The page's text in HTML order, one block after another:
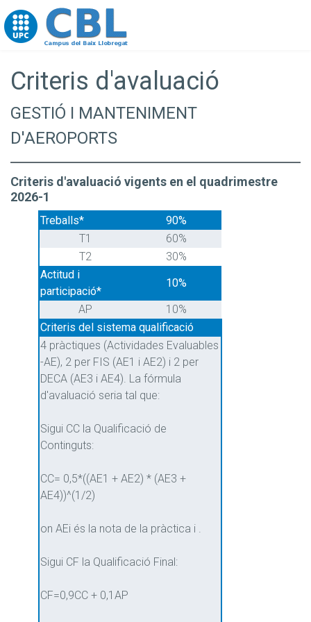
Go to upc.edu
Criteris d'avaluació
GESTIÓ I MANTENIMENT
D'AEROPORTS
Criteris d'avaluació vigents en el quadrimestre
2026-1
Treballs*
90%
T1
60%
T2
30%
Actitud i
participació*
10%
AP
10%
Criteris del sistema qualificació
4 pràctiques (Actividades Evaluables
-AE), 2 per FIS (AE1 i AE2) i 2 per
DECA (AE3 i AE4). La fórmula
d'avaluació seria tal que:
Sigui CC la Qualificació de
Continguts:
CC= 0,5*((AE1 + AE2) * (AE3 +
AE4))^(1/2)
on AEi és la nota de la pràctica i .
Sigui CF la Qualificació Final:
CF=0,9CC + 0,1AP